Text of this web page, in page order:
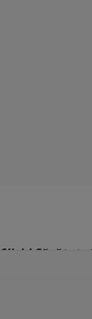
Click! Sănătate